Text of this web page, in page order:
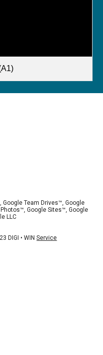
Team Drives™, Google
Google Sites™, Google
LLC
DIGI • WIN
Service